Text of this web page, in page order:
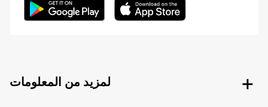
لمزيد من المعلومات